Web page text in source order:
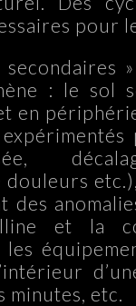
pour
: le sol
en
et la
minutes, etc.